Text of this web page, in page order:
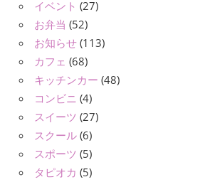
イベント (27)
お弁当 (52)
お知らせ (113)
カフェ (68)
キッチンカー (48)
コンビニ (4)
スイーツ (27)
スクール (6)
スポーツ (5)
タピオカ (5)